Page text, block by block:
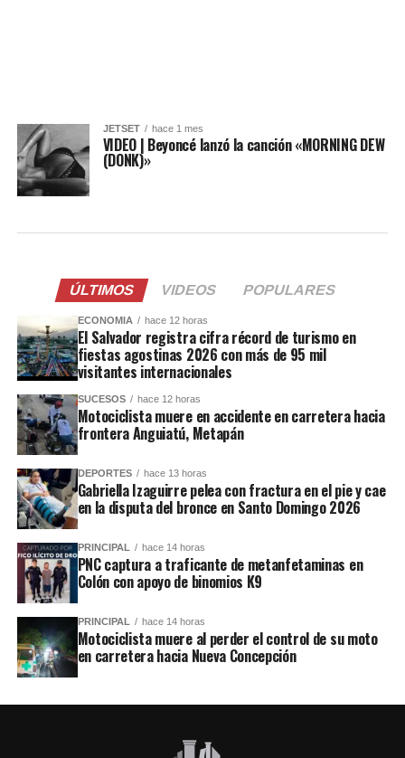
JETSET hace 1 mes
VIDEO | Beyoncé lanzó la canción «MORNING DEW
(DONK)»
ÚLTIMOS VIDEOS POPULARES
ECONOMIA hace 12 horas
El Salvador registra cifra récord de turismo en
fiestas agostinas 2026 con más de 95 mil
visitantes internacionales
SUCESOS hace 12 horas
Motociclista muere en accidente en carretera hacia
frontera Anguiatú, Metapán
DEPORTES hace 13 horas
Gabriella Izaguirre pelea con fractura en el pie y cae
en la disputa del bronce en Santo Domingo 2026
PRINCIPAL hace 14 horas
PNC captura a traficante de metanfetaminas en
Colón con apoyo de binomios K9
PRINCIPAL hace 14 horas
Motociclista muere al perder el control de su moto
en carretera hacia Nueva Concepción